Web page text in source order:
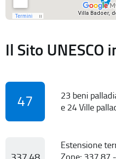
Il Sito UNESCO
47
23 beni
e 24 Ville
Estensione